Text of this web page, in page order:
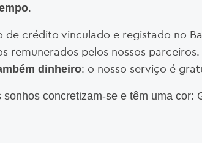
.
de crédito vinculado e registado no
remunerados pelos nossos parceiros.
dinheiro: o nosso serviço é
concretizam-se e têm uma cor: